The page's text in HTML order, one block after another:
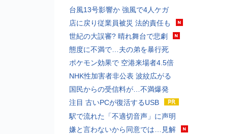
台風13号影響か 強風で4人ケガ
店に戻り従業員被災 法的責任も
世紀の大誤審? 晴れ舞台で悲劇
態度に不満で…夫の弟を暴行死
ポケモン効果で 空港来場者4.5倍
NHK性加害者非公表 波紋広がる
国民からの受信料が…不満爆発
注目 古いPCが復活するUSB
駅で流れた「不適切音声」に声明
嫌と言わないから同意では…見解